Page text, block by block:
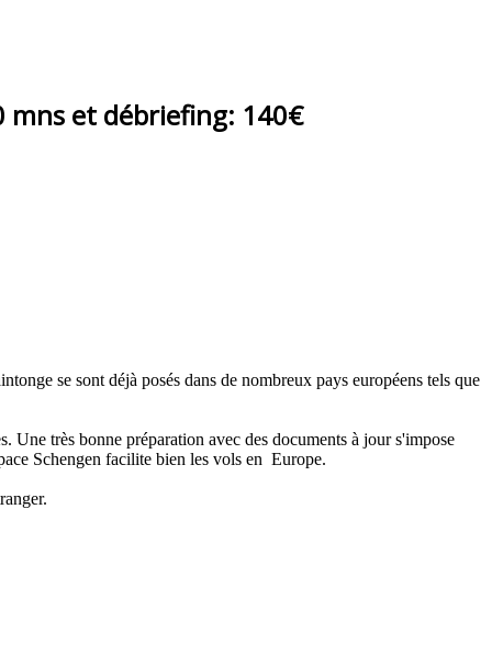
mns et débriefing: 140€
se sont déjà posés dans de nombreux pays européens tels que
Une très bonne préparation avec des documents à jour s'impose
Schengen facilite bien les vols en Europe.